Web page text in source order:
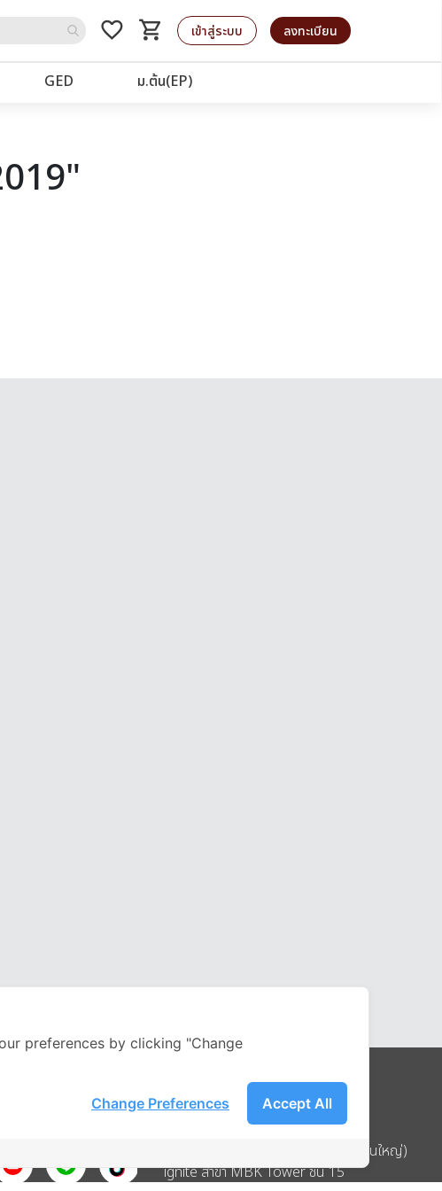
favorite_border shopping_cart
รถเข็น เข้าสู่ระบบ ลงทะเบียน
GED ม.ต้น(EP)
Address
บริษัท อิกไนท์ เอ สตาร์ จำกัด (สำนักงานใหญ่)
ignite สาขา MBK Tower ชั้น 15
preferences by clicking "Change
Accept All
Change Preferences